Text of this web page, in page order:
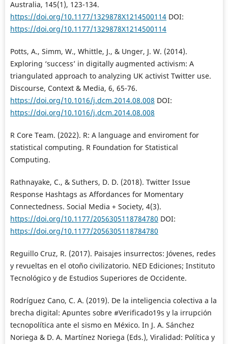
Australia, 145(1), 123-134.
https://doi.org/10.1177/1329878X1214500114DOI:
https://doi.org/10.1177/1329878X1214500114
Potts, A., Simm, W., Whittle, J., & Unger, J. W. (2014).
Exploring ‘success’ in digitally augmented activism: A
triangulated approach to analyzing UK activist Twitter use.
Discourse, Context & Media, 6, 65-76.
https://doi.org/10.1016/j.dcm.2014.08.008 DOI:
https://doi.org/10.1016/j.dcm.2014.08.008
R Core Team. (2022). R: A language and enviroment for
statistical computing. R Foundation for Statistical
Computing.
Rathnayake, C., & Suthers, D. D. (2018). Twitter Issue
Response Hashtags as Affordances for Momentary
Connectedness. Social Media + Society, 4(3).
https://doi.org/10.1177/2056305118784780 DOI:
https://doi.org/10.1177/2056305118784780
Reguillo Cruz, R. (2017). Paisajes insurrectos: Jóvenes, redes
y revueltas en el otoño civilizatorio. NED Ediciones; Instituto
Tecnológico y de Estudios Superiores de Occidente.
Rodríguez Cano, C. A. (2019). De la inteligencia colectiva a la
brecha digital: Apuntes sobre #Verificado19s y la irrupción
tecnopolítica ante el sismo en México. In J. A. Sánchez
Noriega & D. A. Martínez Noriega (Eds.), Viralidad: Política y